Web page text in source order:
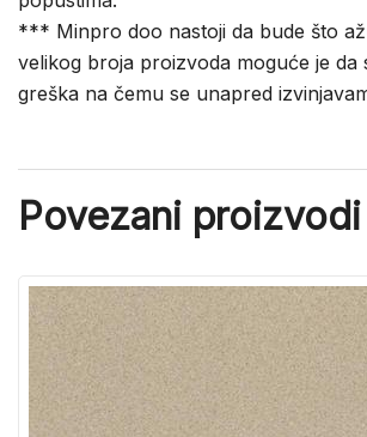
*** Minpro doo nastoji da bude što
velikog broja proizvoda moguće je da
greška na čemu se unapred
Povezani proizvodi